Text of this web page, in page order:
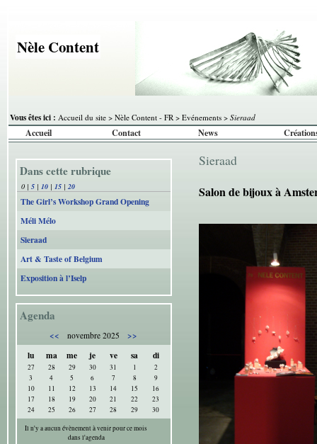
Nèle Content
Vous êtes ici : Accueil du site > Nèle Content - FR > Evénements > Sieraad
Accueil Contact News
Dans cette rubrique
0 | 5 | 10 | 15 | 20
The Girl’s Workshop Grand Opening
Méli Mélo
Sieraad
Art & Taste of Belgium
Exposition à l’Iselp
Agenda
<< novembre 2025
>>
lu
ma me je ve sa di
27 28 29 30 31 1
2
3
4 5 6 7 8
9
10
11 12 13 14 15
16
17
18 19 20 21 22
23
24
25 26 27 28 29
30
Il n'y a aucun évènement à venir pour ce mois
dans l'agenda
Sieraad
Salon de bijoux à